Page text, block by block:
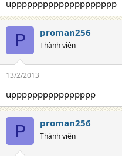
upppppppppppppppppppp
P proman256
Thành viên
13/2/2013
upppppppppppppppp
P proman256
Thành viên